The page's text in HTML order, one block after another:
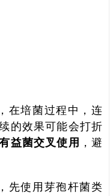
在培菌过程中，连
的效果可能会打折
益菌交叉使用 ，避
先使用芽孢杆菌类